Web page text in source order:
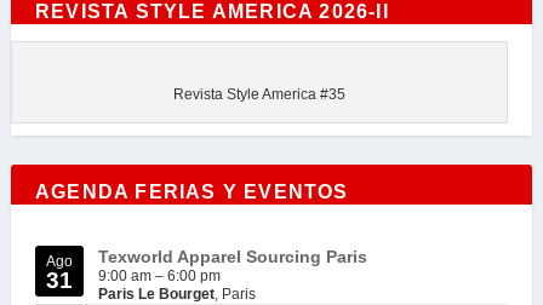
REVISTA STYLE AMERICA 2026-II
Revista Style America #35
AGENDA FERIAS Y EVENTOS
Ago
31
Texworld Apparel Sourcing Paris
9:00 am – 6:00 pm
Paris Le Bourget, Paris